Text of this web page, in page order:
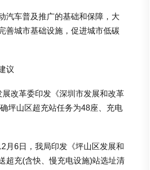
车普及推广的基础和保障，大
善城市基础设施，促进城市低碳
议
改革委印发《深圳市发展和改革
坪山区超充站任务为48座、充电
6日，我局印发《坪山区发展和
超充(含快、慢充电设施)站选址清